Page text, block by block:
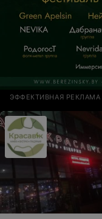
ЭФФЕКТИВНАЯ РЕКЛАМА